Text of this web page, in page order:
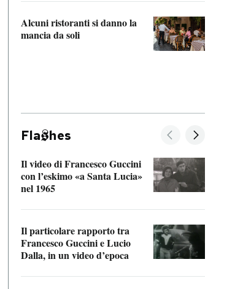
Alcuni ristoranti si danno la
mancia da soli
Fla hes
Il video di Francesco Guccini
con l’eskimo «a Santa Lucia»
nel 1965
Il particolare rapporto tra
Francesco Guccini e Lucio
Dalla, in un video d’epoca